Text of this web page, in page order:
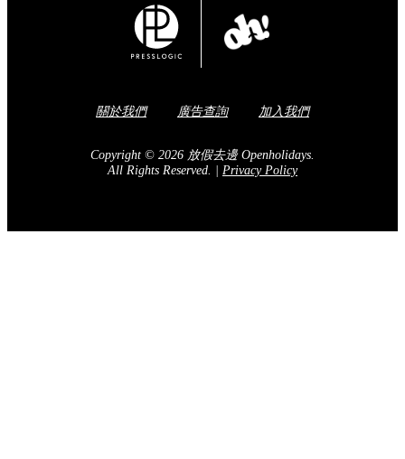
關於我們 廣告查詢 加入我們
Copyright © 2026 放假去邊 Openholidays.
All Rights Reserved.
Privacy Policy